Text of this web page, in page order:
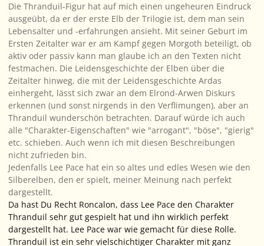
Die Thranduil-Figur hat auf mich einen ungeheuren Eindruck
ausgeübt, da er der erste Elb der Trilogie ist, dem man sein
Lebensalter und -erfahrungen ansieht. Mit seiner Geburt im
Ersten Zeitalter war er am Kampf gegen Morgoth beteiligt, ob
aktiv oder passiv kann man glaube ich an den Texten nicht
festmachen. Die Leidensgeschichte der Elben über die
Zeitalter hinweg, die mit der Leidensgeschichte Ardas
einhergeht, lässt sich zwar an dem Elrond-Arwen Diskurs
erkennen (und sonst nirgends in den Verflimungen), aber an
Thranduil wunderschön betrachten. Darauf würde ich auch
alle "Charakter-Eigenschaften" wie "arrogant", "böse", "gierig"
etc. schieben. Auch wenn ich mit diesen Beschreibungen
nicht zufrieden bin.
Jedenfalls Lee Pace hat ein so altes und edles Wesen wie den
Silberelben, den er spielt, meiner Meinung nach perfekt
dargestellt.
Da hast Du Recht Roncalon, dass Lee Pace den Charakter
Thranduil sehr gut gespielt hat und ihn wirklich perfekt
dargestellt hat. Lee Pace war wie gemacht für diese Rolle.
Thranduil ist ein sehr vielschichtiger Charakter mit ganz